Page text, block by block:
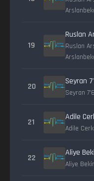
19
Ruslan
Ruslan
20
Seyran
Seyran
21
Adile
Adile
22
Aliye